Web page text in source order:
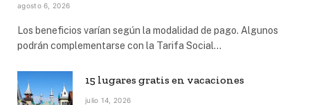
agosto 6, 2026
Los beneficios varían según la modalidad de pago. Algunos
podrán complementarse con la Tarifa Social…
15 lugares gratis en vacaciones
julio 14, 2026